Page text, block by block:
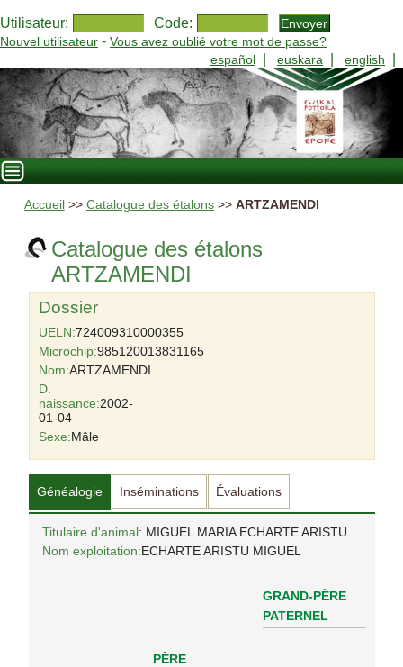
Utilisateur: Code:
Nouvel utilisateur - Vous avez oublié votre mot de passe?
español
euskara english
Accueil >> Catalogue des étalons>> ARTZAMENDI
Catalogue des étalons
ARTZAMENDI
Dossier
UELN:724009310000355
Microchip:985120013831165
Nom:ARTZAMENDI
D.
naissance:2002-
01-04
Sexe:Mâle
Généalogie Inséminations Évaluations
Titulaire d'animal: MIGUEL MARIA ECHARTE ARISTU
Nom exploitation:ECHARTE ARISTU MIGUEL
PÈRE
GRAND-PÈRE
PATERNEL